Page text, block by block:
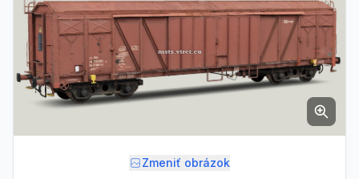
Zmeniť obrázok